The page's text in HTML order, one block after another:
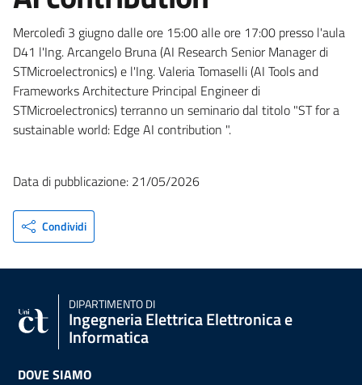
Mercoledì 3 giugno dalle ore 15:00 alle ore 17:00 presso l'aula
D41 l'Ing. Arcangelo Bruna (AI Research Senior Manager di
STMicroelectronics) e l'Ing. Valeria Tomaselli (AI Tools and
Frameworks Architecture Principal Engineer di
STMicroelectronics) terranno un seminario dal titolo "ST for a
sustainable world: Edge AI contribution ".
Data di pubblicazione: 21/05/2026
Condividi
DIPARTIMENTO DI
Ingegneria Elettrica Elettronica e
Informatica
DOVE SIAMO